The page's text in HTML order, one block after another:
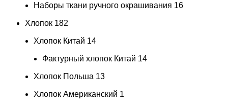
Наборы ткани ручного окрашивания 16
Хлопок 182
Хлопок Китай 14
Фактурный хлопок Китай 14
Хлопок Польша 13
Хлопок Американский 1